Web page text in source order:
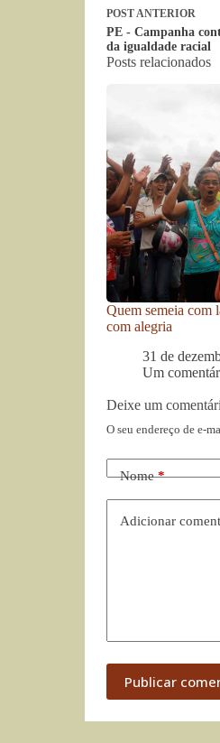
POSTANTERIOR
PE - Campanha
da igualdade racial
Posts relacionados
Quem semeia com
com alegria
31 de
Um
Deixe um
O seu endereço de e-
Nome*
Adicionar
Publicar